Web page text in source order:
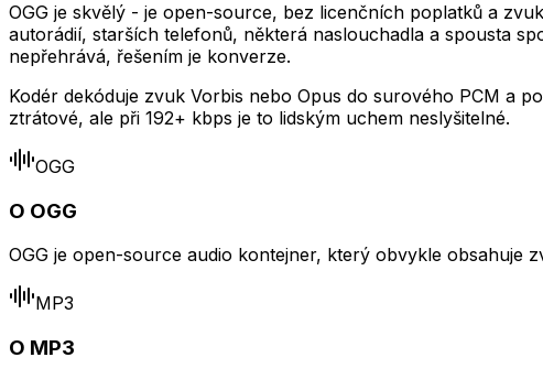
OGG je skvělý - je open-source, bez licenčních poplatků a
autorádií, starších telefonů, některá naslouchadla a spousta
nepřehrává, řešením je konverze.
Kodér dekóduje zvuk Vorbis nebo Opus do surového PCM a
ztrátové, ale při 192+ kbps je to lidským uchem neslyšitelné.
OGG
O OGG
OGG je open-source audio kontejner, který obvykle obsahuje
MP3
O MP3